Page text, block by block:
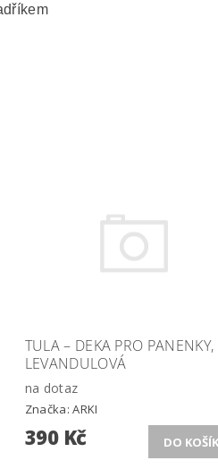
TULA – DEKA PRO PANENKY,
LEVANDULOVÁ
na dotaz
Značka:ARKI
390 Kč